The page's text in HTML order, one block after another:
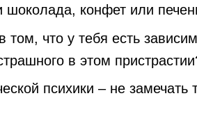
шоколада, конфет или
том, что у тебя есть
в этом
психики – не